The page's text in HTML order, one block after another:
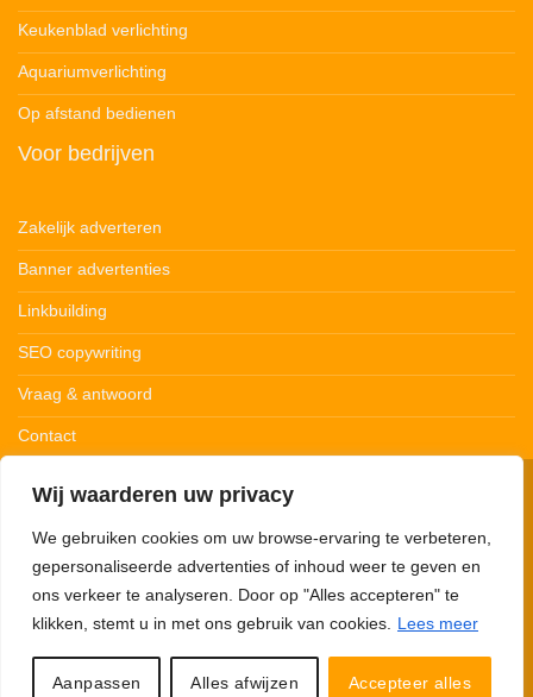
Wij waarderen uw privacy
We gebruiken cookies om uw browse-ervaring te verbeteren,
gepersonaliseerde advertenties of inhoud weer te geven en
ons verkeer te analyseren. Door op "Alles accepteren" te
klikken, stemt u in met ons gebruik van cookies.
Lees meer
Aanpassen Alles afwijzen Accepteer alles
Keukenblad verlichting
Aquariumverlichting
Op afstand bedienen
Voor bedrijven
Zakelijk adverteren
Banner advertenties
Linkbuilding
SEO copywriting
Vraag & antwoord
Contact
Privacybeleid Cookiebeleid Disclaimer
123Ledstrips.nl neemt deel aan advertentieprogramma’s om commissie te
hiervoor doorverwezen naar de desbetreffende webshop.